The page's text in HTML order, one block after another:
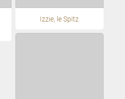
Izzie, le Spitz